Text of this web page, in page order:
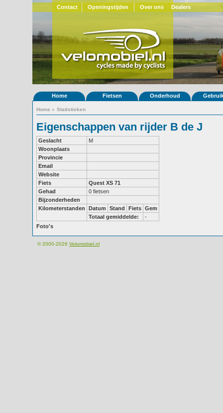
Contact Openingstijden Over ons Dealers
Home Fietsen Onderhoud
Home » Statistieken
Eigenschappen van rijder B de J
Geslacht
M
Woonplaats
Provincie
Email
Website
Fiets
Quest XS 71
Gehad
0 fietsen
Bijzonderheden
Kilometerstanden
Datum Stand Fiets Gem
Totaal gemiddelde:
-
Foto's
© 2000-2026 Velomobiel.nl